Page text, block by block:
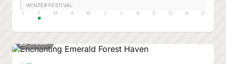
WINTER FESTIVAL
J F M A M J J A S O N D